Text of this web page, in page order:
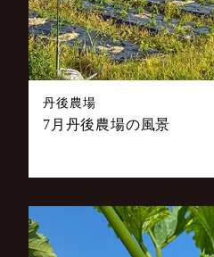
丹後農場
7月丹後農場の風景